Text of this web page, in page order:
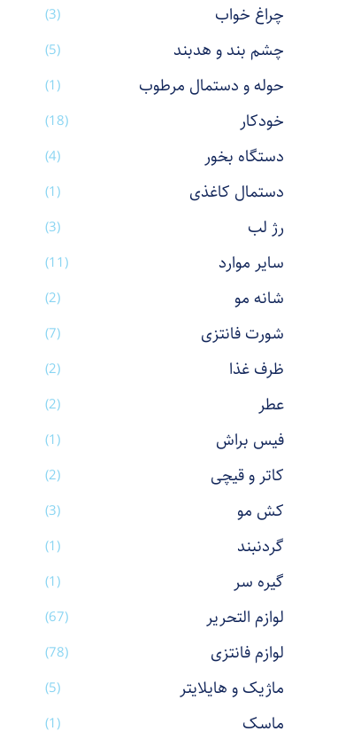
چراغ خواب (3)
چشم بند و هدبند (5)
حوله و دستمال مرطوب (1)
خودکار (18)
دستگاه بخور (4)
دستمال کاغذی (1)
رژ لب (3)
سایر موارد (11)
شانه مو (2)
شورت فانتزی (7)
ظرف غذا (2)
عطر (2)
فیس براش (1)
کاتر و قیچی (2)
کش مو (3)
گردنبند (1)
گیره سر (1)
لوازم التحریر (67)
لوازم فانتزی (78)
ماژیک و هایلایتر (5)
ماسک (1)